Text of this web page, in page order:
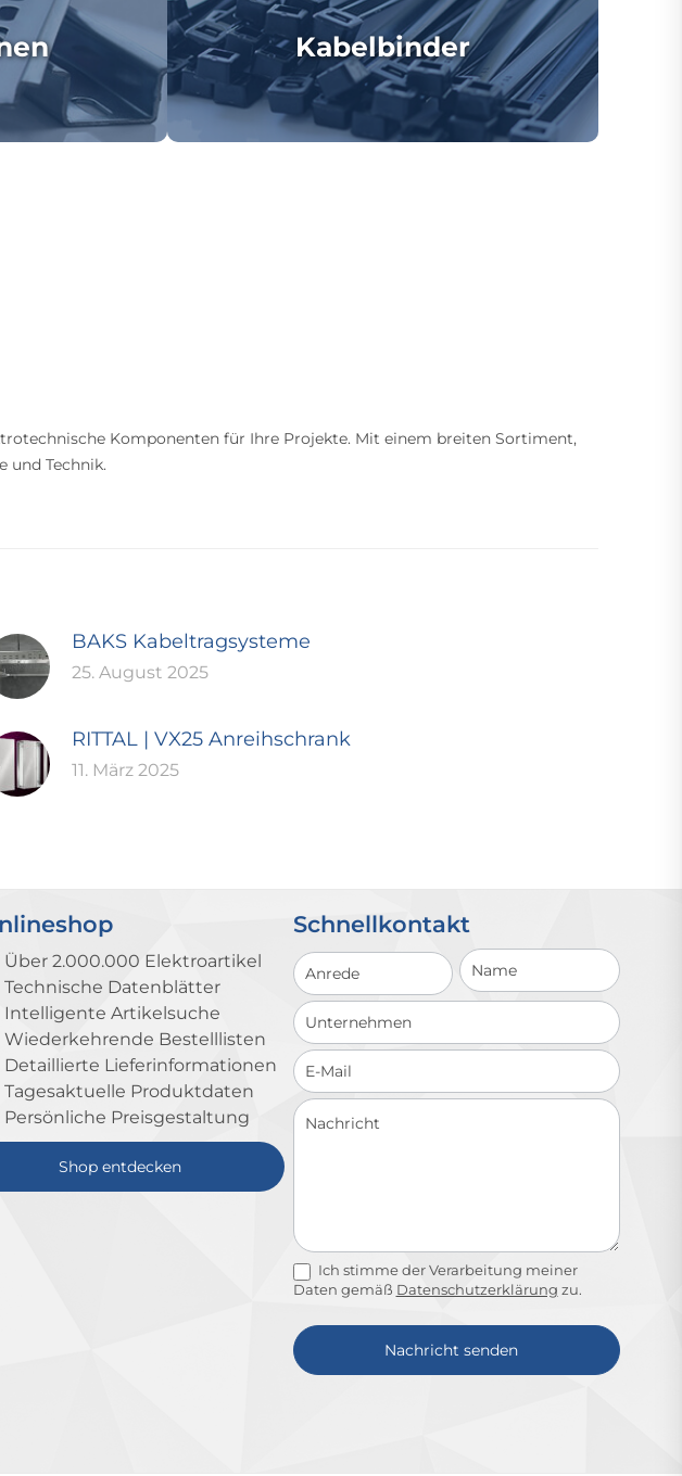
Kabelbinder
Komponenten für Ihre Projekte. Mit einem breiten Sortiment,
und Technik.
BAKS Kabeltragsysteme
25. August 2025
RITTAL | VX25 Anreihschrank
11. März 2025
Über 2.000.000 Elektroartikel
Technische Datenblätter
Intelligente Artikelsuche
Wiederkehrende Bestelllisten
Detaillierte Lieferinformationen
Tagesaktuelle Produktdaten
Persönliche Preisgestaltung
Shop entdecken
Schnellkontakt
Schnellkontakt
Ich stimme der Verarbeitung meiner
Daten gemäß Datenschutzerklärung zu.
Nachricht senden